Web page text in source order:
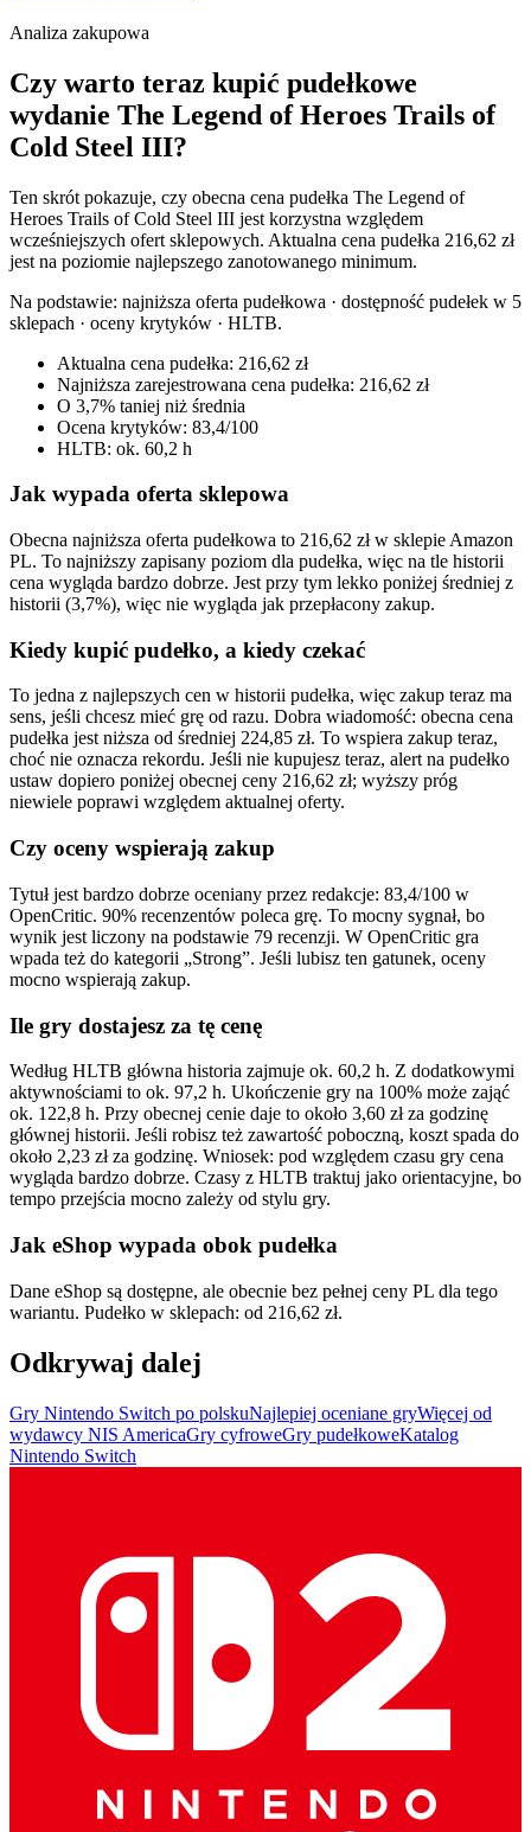
Analiza zakupowa
Czy warto teraz kupić pudełkowe
wydanie The Legend of Heroes Trails of
Cold Steel III?
Ten skrót pokazuje, czy obecna cena pudełka The Legend of
Heroes Trails of Cold Steel III jest korzystna względem
wcześniejszych ofert sklepowych. Aktualna cena pudełka 216,62 zł
jest na poziomie najlepszego zanotowanego minimum.
Na podstawie: najniższa oferta pudełkowa · dostępność pudełek w 5
sklepach · oceny krytyków · HLTB.
Aktualna cena pudełka: 216,62 zł
Najniższa zarejestrowana cena pudełka: 216,62 zł
O 3,7% taniej niż średnia
Ocena krytyków: 83,4/100
HLTB: ok. 60,2 h
Jak wypada oferta sklepowa
Obecna najniższa oferta pudełkowa to 216,62 zł w sklepie Amazon
PL. To najniższy zapisany poziom dla pudełka, więc na tle historii
cena wygląda bardzo dobrze. Jest przy tym lekko poniżej średniej z
historii (3,7%), więc nie wygląda jak przepłacony zakup.
Kiedy kupić pudełko, a kiedy czekać
To jedna z najlepszych cen w historii pudełka, więc zakup teraz ma
sens, jeśli chcesz mieć grę od razu. Dobra wiadomość: obecna cena
pudełka jest niższa od średniej 224,85 zł. To wspiera zakup teraz,
choć nie oznacza rekordu. Jeśli nie kupujesz teraz, alert na pudełko
ustaw dopiero poniżej obecnej ceny 216,62 zł; wyższy próg
niewiele poprawi względem aktualnej oferty.
Czy oceny wspierają zakup
Tytuł jest bardzo dobrze oceniany przez redakcje: 83,4/100 w
OpenCritic. 90% recenzentów poleca grę. To mocny sygnał, bo
wynik jest liczony na podstawie 79 recenzji. W OpenCritic gra
wpada też do kategorii „Strong”. Jeśli lubisz ten gatunek, oceny
mocno wspierają zakup.
Ile gry dostajesz za tę cenę
Według HLTB główna historia zajmuje ok. 60,2 h. Z dodatkowymi
aktywnościami to ok. 97,2 h. Ukończenie gry na 100% może zająć
ok. 122,8 h. Przy obecnej cenie daje to około 3,60 zł za godzinę
głównej historii. Jeśli robisz też zawartość poboczną, koszt spada do
około 2,23 zł za godzinę. Wniosek: pod względem czasu gry cena
wygląda bardzo dobrze. Czasy z HLTB traktuj jako orientacyjne, bo
tempo przejścia mocno zależy od stylu gry.
Jak eShop wypada obok pudełka
Dane eShop są dostępne, ale obecnie bez pełnej ceny PL dla tego
wariantu. Pudełko w sklepach: od 216,62 zł.
Odkrywaj dalej
Gry Nintendo Switch po polskuNajlepiej oceniane gryWięcej od
wydawcy NIS AmericaGry cyfroweGry pudełkoweKatalog
Nintendo Switch